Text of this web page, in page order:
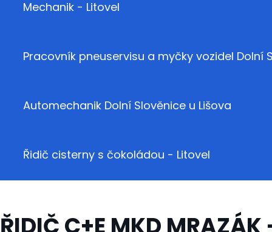
Mechanik - Litovel
Pracovník pneuservisu a myčky vozidel Dolní
Automechanik Dolní Slověnice u Lišova
Řidič cisterny s čokoládou - Litovel